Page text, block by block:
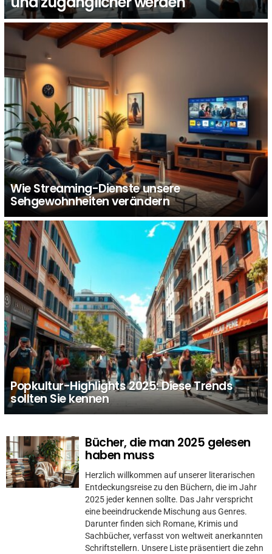
Wie Streaming-Dienste unsere
Sehgewohnheiten verändern
Popkultur-Highlights 2025: Diese Trends
sollten Sie kennen
MORE
STORIES
Bücher, die man 2025 gelesen
haben muss
Herzlich willkommen auf unserer literarischen
Entdeckungsreise zu den Büchern, die im Jahr
2025 jeder kennen sollte. Das Jahr verspricht
eine beeindruckende Mischung aus Genres.
Darunter finden sich Romane, Krimis und
Sachbücher, verfasst von weltweit anerkannten
Schriftstellern. Unsere Liste präsentiert die zehn